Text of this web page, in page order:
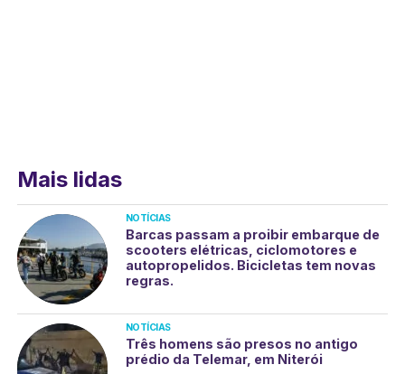
Mais lidas
NOTÍCIAS
Barcas passam a proibir embarque de
scooters elétricas, ciclomotores e
autopropelidos. Bicicletas tem novas
regras.
NOTÍCIAS
Três homens são presos no antigo
prédio da Telemar, em Niterói